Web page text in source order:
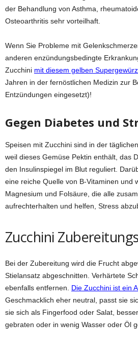
der Behandlung von Asthma,
Osteoarthritis sehr vorteilhaft.
Wenn Sie Probleme mit
anderen enzündungsbedingte
Zucchini mit diesem gelben
Jahren in der fernöstlichen Medizin zur
Entzündungen eingesetzt)!
Gegen Diabetes und
Speisen mit Zucchini sind in der
weil dieses Gemüse Pektin enthält, das
den Insulinspiegel im Blut reguliert.
eine reiche Quelle von B-Vitaminen und
Magnesium und Folsäure, die alle
aufrechterhalten und helfen, Stress
Zucchini
Bei der Zubereitung wird die Frucht
Stielansatz abgeschnitten. Verhärtete
ebenfalls entfernen. Die Zucchini ist ein
Geschmacklich eher neutral, passt sie
sie sich als Fingerfood oder Salat,
gebraten oder in wenig Wasser oder Öl